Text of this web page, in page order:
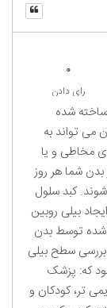
0
رای دادن
شده
می تواند به
مخاطی و یا
شما هر روز
کبد سلول
بیلی روبین
شده توسط بدن
سطح بیلی
که: پزشک
تر، کودکان و